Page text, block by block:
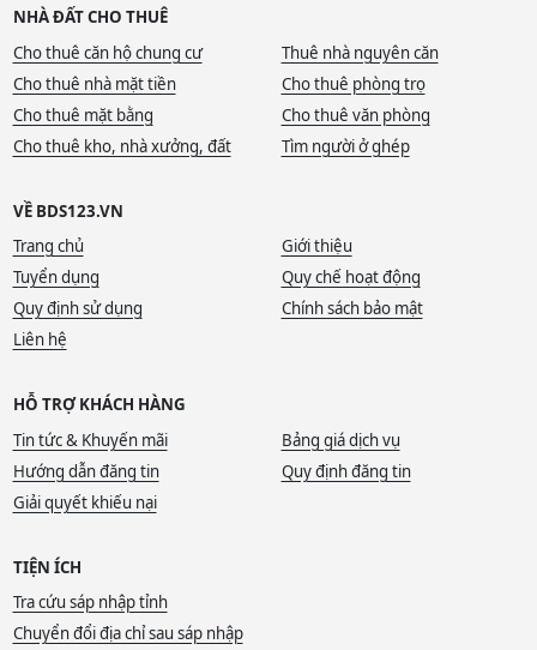
NHÀ ĐẤT CHO THUÊ
Cho thuê căn hộ chung cư
Thuê nhà nguyên căn
Cho thuê nhà mặt tiền
Cho thuê phòng trọ
Cho thuê mặt bằng
Cho thuê văn phòng
Cho thuê kho, nhà xưởng, đất
Tìm người ở ghép
VỀ BDS123.VN
Trang chủ
Giới thiệu
Tuyển dụng
Quy chế hoạt động
Quy định sử dụng
Chính sách bảo mật
Liên hệ
HỖ TRỢ KHÁCH HÀNG
Tin tức & Khuyến mãi
Bảng giá dịch vụ
Hướng dẫn đăng tin
Quy định đăng tin
Giải quyết khiếu nại
TIỆN ÍCH
Tra cứu sáp nhập tỉnh
Chuyển đổi địa chỉ sau sáp nhập